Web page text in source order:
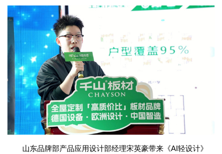
山东品牌部产品应用设计部经理宋英豪带来《AI轻设计》